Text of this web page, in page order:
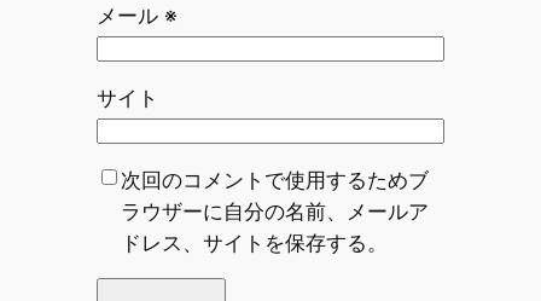
メール ※
サイト
次回のコメントで使用するためブ
ラウザーに自分の名前、メールア
ドレス、サイトを保存する。